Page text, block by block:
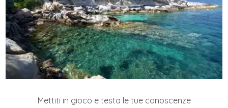
Mettiti in gioco e testa le tue conoscenze